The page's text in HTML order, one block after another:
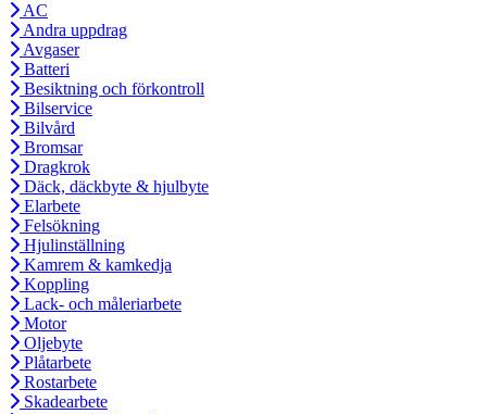
AC
Andra uppdrag
Avgaser
Batteri
Besiktning och förkontroll
Bilservice
Bilvård
Bromsar
Dragkrok
Däck, däckbyte & hjulbyte
Elarbete
Felsökning
Hjulinställning
Kamrem & kamkedja
Koppling
Lack- och måleriarbete
Motor
Oljebyte
Plåtarbete
Rostarbete
Skadearbete